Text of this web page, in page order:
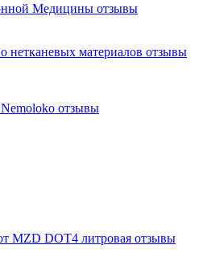
Медицины отзывы
нетканевых материалов отзывы
отзывы
MZD DOT4 литровая отзывы